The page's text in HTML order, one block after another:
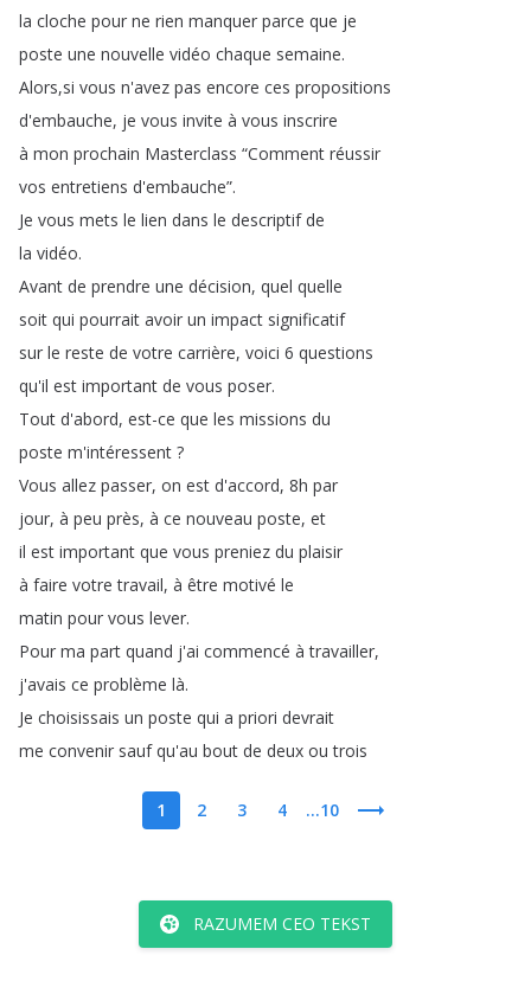
la cloche pour ne rien manquer parce que je
poste une nouvelle vidéo chaque semaine.
Alors,si vous n'avez pas encore ces propositions
d'embauche, je vous invite à vous inscrire
à mon prochain Masterclass “Comment réussir
vos entretiens d'embauche”.
Je vous mets le lien dans le descriptif de
la vidéo.
Avant de prendre une décision, quel quelle
soit qui pourrait avoir un impact significatif
sur le reste de votre carrière, voici 6 questions
qu'il est important de vous poser.
Tout d'abord, est-ce que les missions du
poste m'intéressent ?
Vous allez passer, on est d'accord, 8h par
jour, à peu près, à ce nouveau poste, et
il est important que vous preniez du plaisir
à faire votre travail, à être motivé le
matin pour vous lever.
Pour ma part quand j'ai commencé à travailler,
j'avais ce problème là.
Je choisissais un poste qui a priori devrait
me convenir sauf qu'au bout de deux ou trois
1 2 3 4 ...10
RAZUMEM CEO TEKST